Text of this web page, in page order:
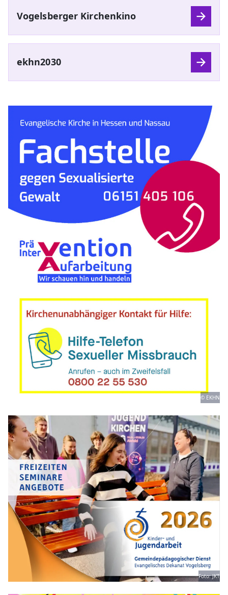
Vogelsberger Kirchenkino
ekhn2030
© EKHN
Foto: JKT